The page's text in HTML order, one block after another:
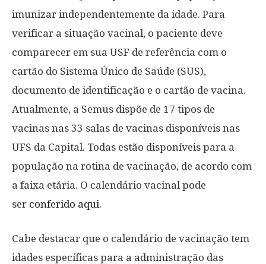
imunizar independentemente da idade. Para
verificar a situação vacinal, o paciente deve
comparecer em sua USF de referência com o
cartão do Sistema Único de Saúde (SUS),
documento de identificação e o cartão de vacina.
Atualmente, a Semus dispõe de 17 tipos de
vacinas nas 33 salas de vacinas disponíveis nas
UFS da Capital. Todas estão disponíveis para a
população na rotina de vacinação, de acordo com
a faixa etária. O calendário vacinal pode
ser conferido aqui.
Cabe destacar que o calendário de vacinação tem
idades específicas para a administração das